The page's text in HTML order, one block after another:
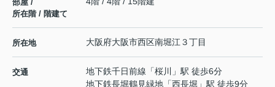
部屋 /
所在階 / 階建て
所在地 大阪府大阪市西区南堀江３丁目
交通 地下鉄千日前線 「桜川
」駅 徒歩6分
地下鉄長堀鶴見緑地 「西長堀 」駅 徒歩9分